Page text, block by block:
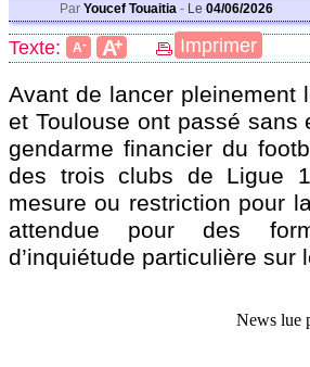
Par Youcef Touaitia - Le 04/06/2026
Texte: A- A+ Imprimer
Avant de lancer pleinement
et Toulouse ont passé sans
gendarme financier du
des trois clubs de Ligue
mesure ou restriction pour
attendue pour des
d’inquiétude particulière sur
News lue